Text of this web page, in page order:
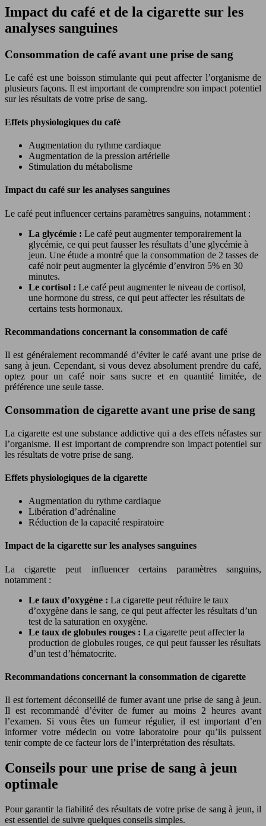
Impact du café et de la cigarette sur les
analyses sanguines
Consommation de café avant une prise de sang
Le café est une boisson stimulante qui peut affecter l’organisme de
plusieurs façons. Il est important de comprendre son impact potentiel
sur les résultats de votre prise de sang.
Effets physiologiques du café
Augmentation du rythme cardiaque
Augmentation de la pression artérielle
Stimulation du métabolisme
Impact du café sur les analyses sanguines
Le café peut influencer certains paramètres sanguins, notamment :
La glycémie : Le café peut augmenter temporairement la
glycémie, ce qui peut fausser les résultats d’une glycémie à
jeun. Une étude a montré que la consommation de 2 tasses de
café noir peut augmenter la glycémie d’environ 5% en 30
minutes.
Le cortisol : Le café peut augmenter le niveau de cortisol,
une hormone du stress, ce qui peut affecter les résultats de
certains tests hormonaux.
Recommandations concernant la consommation de café
Il est généralement recommandé d’éviter le café avant une prise de
sang à jeun. Cependant, si vous devez absolument prendre du café,
optez pour un café noir sans sucre et en quantité limitée, de
préférence une seule tasse.
Consommation de cigarette avant une prise de sang
La cigarette est une substance addictive qui a des effets néfastes sur
l’organisme. Il est important de comprendre son impact potentiel sur
les résultats de votre prise de sang.
Effets physiologiques de la cigarette
Augmentation du rythme cardiaque
Libération d’adrénaline
Réduction de la capacité respiratoire
Impact de la cigarette sur les analyses sanguines
La cigarette peut influencer certains paramètres sanguins,
notamment :
Le taux d’oxygène : La cigarette peut réduire le taux
d’oxygène dans le sang, ce qui peut affecter les résultats d’un
test de la saturation en oxygène.
Le taux de globules rouges : La cigarette peut affecter la
production de globules rouges, ce qui peut fausser les résultats
d’un test d’hématocrite.
Recommandations concernant la consommation de cigarette
Il est fortement déconseillé de fumer avant une prise de sang à jeun.
Il est recommandé d’éviter de fumer au moins 2 heures avant
l’examen. Si vous êtes un fumeur régulier, il est important d’en
informer votre médecin ou votre laboratoire pour qu’ils puissent
tenir compte de ce facteur lors de l’interprétation des résultats.
Conseils pour une prise de sang à jeun
optimale
Pour garantir la fiabilité des résultats de votre prise de sang à jeun, il
est essentiel de suivre quelques conseils simples.